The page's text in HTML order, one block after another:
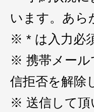
います。あら
※ * は入力必
※ 携帯メール
信拒否を解除
※ 送信して頂